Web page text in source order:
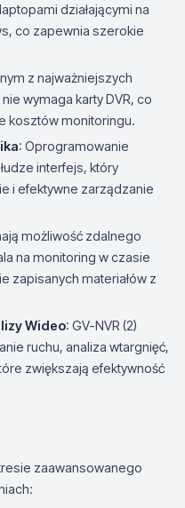
działającymi na
co zapewnia szerokie
z najważniejszych
wymaga karty DVR, co
kosztów monitoringu.
: Oprogramowanie
interfejs, który
i efektywne zarządzanie
możliwość zdalnego
na monitoring w czasie
zapisanych materiałów z
Wideo: GV-NVR (2)
ruchu, analiza wtargnięć,
zwiększają efektywność
zaawansowanego